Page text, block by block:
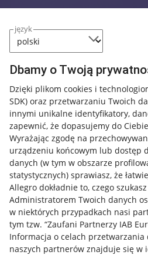
język
Dbamy o Twoją
Dzięki plikom cookies i
SDK) oraz przetwarzaniu Twoich
innymi unikalne identyfikatory,
zapewnić, że dopasujemy do
Wyrażając zgodę na
urządzeniu końcowym lub dostęp
danych (w tym w obszarze
statystycznych) sprawiasz, że
Allegro dokładnie to, czego
Administratorem Twoich danych
w niektórych przypadkach nasi
tym tzw. “Zaufani Partnerzy IAB
Informacja o celach przetwarzania
naszych partnerów znajduje się w
Przydatne informacje